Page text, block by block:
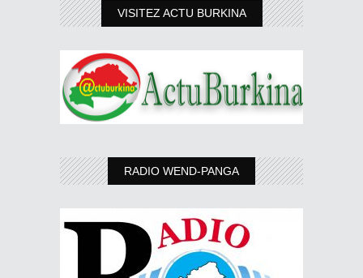
VISITEZ ACTU BURKINA
RADIO WEND-PANGA